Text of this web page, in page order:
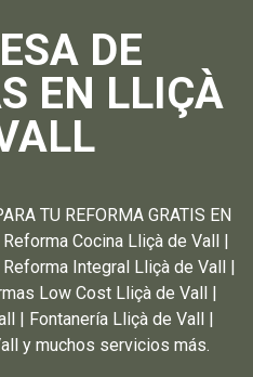
DE
EN LLIÇÀ
TU REFORMA GRATIS EN
Reforma Cocina Lliçà de Vall |
Integral Lliçà de Vall |
Low Cost Lliçà de Vall |
| Fontanería Lliçà de Vall |
y muchos servicios más.